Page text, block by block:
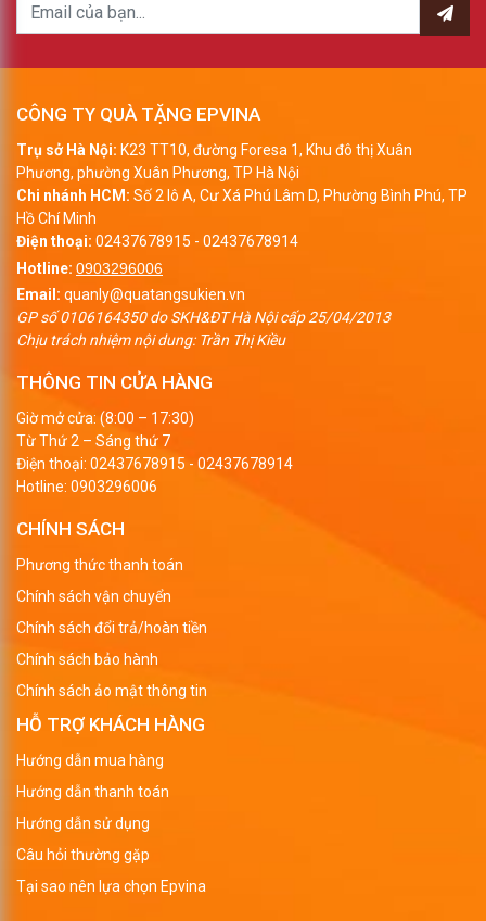
CÔNG TY QUÀ TẶNG EPVINA
Trụ sở Hà Nội: K23 TT10, đường Foresa 1, Khu đô thị Xuân
Phương, phường Xuân Phương, TP Hà Nội
Chi nhánh HCM: Số 2 lô A, Cư Xá Phú Lâm D, Phường Bình Phú, TP
Hồ Chí Minh
Điện thoại: 02437678915 - 02437678914
Hotline: 0903296006
Email: quanly@quatangsukien.vn
GP số 0106164350 do SKH&ĐT Hà Nội cấp 25/04/2013
Chịu trách nhiệm nội dung: Trần Thị Kiều
THÔNG TIN CỬA HÀNG
Giờ mở cửa: (8:00 – 17:30)
Từ Thứ 2 – Sáng thứ 7
Điện thoại: 02437678915 - 02437678914
Hotline: 0903296006
CHÍNH SÁCH
Phương thức thanh toán
Chính sách vận chuyển
Chính sách đổi trả/hoàn tiền
Chính sách bảo hành
Chính sách ảo mật thông tin
HỖ TRỢ KHÁCH HÀNG
Hướng dẫn mua hàng
Hướng dẫn thanh toán
Hướng dẫn sử dụng
Câu hỏi thường gặp
Tại sao nên lựa chọn Epvina